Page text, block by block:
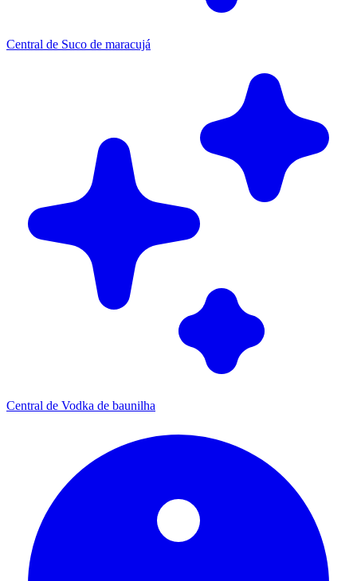
Central de Suco de maracujá
Central de Vodka de baunilha